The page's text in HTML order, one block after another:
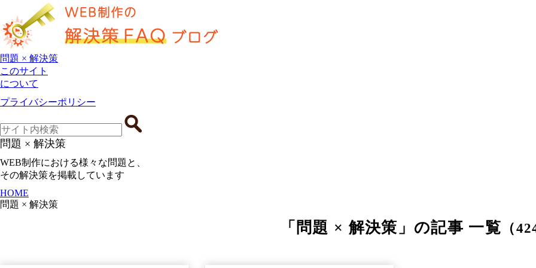
問題 × 解決策
このサイト
について
プライバシーポリシー
問題 × 解決策
WEB制作における様々な問題と、
その解決策を掲載しています
HOME
問題 × 解決策
「問題 × 解決策」の記事 一覧 （